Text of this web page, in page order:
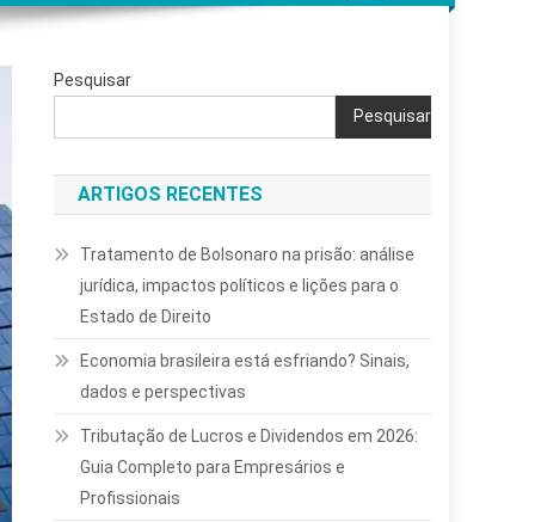
Pesquisar
Pesquisar
ARTIGOS RECENTES
Tratamento de Bolsonaro na prisão: análise
jurídica, impactos políticos e lições para o
Estado de Direito
Economia brasileira está esfriando? Sinais,
dados e perspectivas
Tributação de Lucros e Dividendos em 2026:
Guia Completo para Empresários e
Profissionais